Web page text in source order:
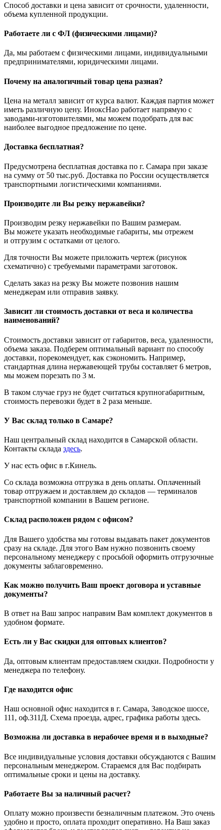
Способ доставки и цена зависит от срочности, удаленности,
объема купленной продукции.
Работаете ли с ФЛ (физическими лицами)?
Да, мы работаем с физическими лицами, индивидуальными
предпринимателями, юридическими лицами.
Почему на аналогичный товар цена разная?
Цена на металл зависит от курса валют. Каждая партия может
иметь различную цену. ИноксНао работает напрямую с
заводами-изготовителями, мы можем подобрать для вас
наиболее выгодное предложение по цене.
Доставка бесплатная?
Предусмотрена бесплатная доставка по г. Самара при заказе
на сумму от 50 тыс.руб. Доставка по России осуществляется
транспортными логистическими компаниями.
Производите ли Вы резку нержавейки?
Производим резку нержавейки по Вашим размерам.
Вы можете указать необходимые габариты, мы отрежем
и отгрузим с остатками от целого.
Для точности Вы можете приложить чертеж (рисунок
схематично) с требуемыми параметрами заготовок.
Сделать заказ на резку Вы можете позвонив нашим
менеджерам или отправив заявку.
Зависит ли стоимость доставки от веса и количества
наименований?
Стоимость доставки зависит от габаритов, веса, удаленности,
объема заказа. Подберем оптимальный вариант по способу
доставки, порекомендует, как сэкономить. Например,
стандартная длина нержавеющей трубы составляет 6 метров,
мы можем порезать по 3 м.
В таком случае груз не будет считаться крупногабаритным,
стоимость перевозки будет в 2 раза меньше.
У Вас склад только в Самаре?
Наш центральный склад находится в Самарской области.
Контакты склада здесь.
У нас есть офис в г.Кинель.
Со склада возможна отгрузка в день оплаты. Оплаченный
товар отгружаем и доставляем до складов — терминалов
транспортной компании в Вашем регионе.
Склад расположен рядом с офисом?
Для Вашего удобства мы готовы выдавать пакет документов
сразу на складе. Для этого Вам нужно позвонить своему
персональному менеджеру с просьбой оформить отгрузочные
документы заблаговременно.
Как можно получить Ваш проект договора и уставные
документы?
В ответ на Ваш запрос направим Вам комплект документов в
удобном формате.
Есть ли у Вас скидки для оптовых клиентов?
Да, оптовым клиентам предоставляем скидки. Подробности у
менеджера по телефону.
Где находится офис
Наш основной офис находится в г. Самара, Заводское шоссе,
111, оф.311Д. Схема проезда, адрес, графика работы здесь.
Возможна ли доставка в нерабочее время и в выходные?
Все индивидуальные условия доставки обсуждаются с Вашим
персональным менеджером. Стараемся для Вас подбирать
оптимальные сроки и цены на доставку.
Работаете Вы за наличный расчет?
Оплату можно произвести безналичным платежом. Это очень
удобно и просто, оплата проходит оперативно. На Ваш заказ